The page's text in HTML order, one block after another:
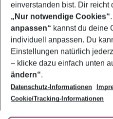
Footer
Footer navigation
Über uns
AGB
Bestpreisgarantie
Cookie-Einstellungen ändern
Cookie-Richtlinie
Agenturbetreuung
Barrierefreies Reisen
Folge uns
einverstanden bist. Dir reicht
„Nur notwendige Cookies“
anpassen“ kannst du deine
individuell anpassen. Du
Einstellungen natürlich
– klicke dazu einfach unten
ändern“.
Datenschutz-Informationen
Cookie/Tracking-Informationen